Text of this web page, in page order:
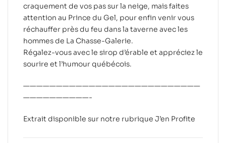
craquement de vos pas sur la neige, mais faites
attention au Prince du Gel, pour enfin venir vous
réchauffer près du feu dans la taverne avec les
hommes de La Chasse-Galerie.
Régalez-vous avec le sirop d’érable et appréciez le
sourire et l’humour québécois.
———————————————————————————
——————————-
Extrait disponible sur notre rubrique J’en Profite